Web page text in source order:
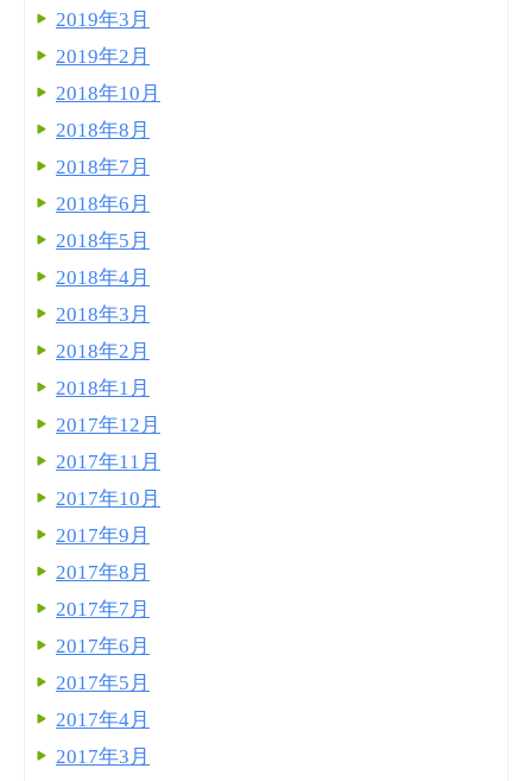
2019年3月
2019年2月
2018年10月
2018年8月
2018年7月
2018年6月
2018年5月
2018年4月
2018年3月
2018年2月
2018年1月
2017年12月
2017年11月
2017年10月
2017年9月
2017年8月
2017年7月
2017年6月
2017年5月
2017年4月
2017年3月